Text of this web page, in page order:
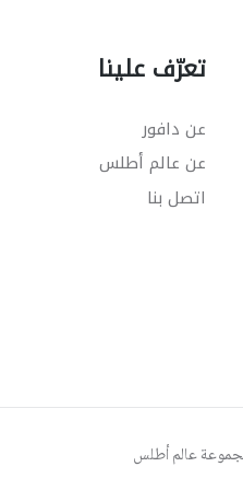
تعرّف علينا
عن دافور
عن عالم أطلس
اتصل بنا
عالم أطلس